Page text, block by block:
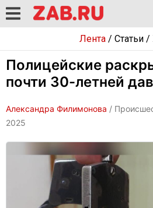
Лента/ Статьи/
Полицейские
почти 30-летней
Александра Филимонова /
2025